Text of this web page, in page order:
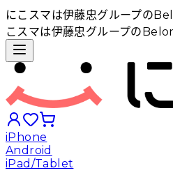
にこスマは伊藤忠グループの
こスマは伊藤忠グループの
iPhone
Android
iPad/Tablet